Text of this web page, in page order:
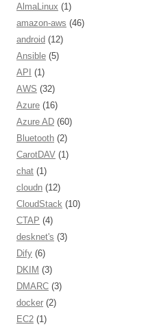
AlmaLinux (1)
amazon-aws (46)
android (12)
Ansible (5)
API (1)
AWS (32)
Azure (16)
Azure AD (60)
Bluetooth (2)
CarotDAV (1)
chat (1)
cloudn (12)
CloudStack (10)
CTAP (4)
desknet's (3)
Dify (6)
DKIM (3)
DMARC (3)
docker (2)
EC2 (1)